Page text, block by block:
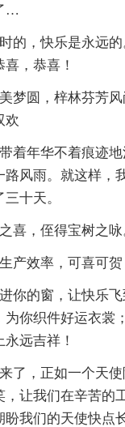
…
的，快乐是永远的
，恭喜！
梦圆，梓林芬芳
欢
着年华不着痕迹
路风雨。就这样，
十天。
喜，侄得宝树之咏
产效率，可喜可贺
你的窗，让快乐
为你织件好运衣裳
远吉祥！
了，正如一个天
，让我们在辛苦的
盼我们的天使快点